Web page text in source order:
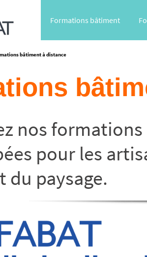
Formations bâtiment
bâtiment à distance
nos
pour les
du paysage.